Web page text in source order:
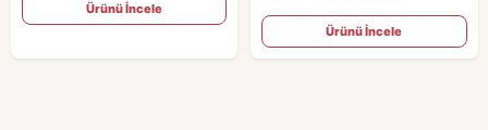
Ürünü İncele
Ürünü İncele